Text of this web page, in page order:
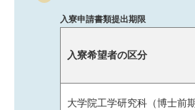
キャンパスマップ お問い合
入寮申請書類提出期限
入寮希望者の区分
大学院工学研究科（博士前